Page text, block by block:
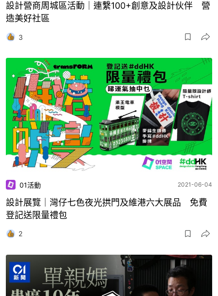
設計營商周城區活動｜連繫100+創意及設計伙伴 營
造美好社區
3
01活動 2021-06-04
設計展覽｜灣仔七色夜光拱門及維港六大展品 免費
登記送限量禮包
2